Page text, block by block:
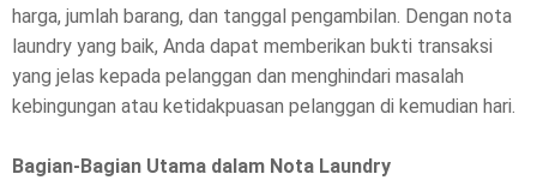
e
!
harga, jumlah barang, dan tanggal pengambilan. Dengan nota
laundry yang baik, Anda dapat memberikan bukti transaksi
yang jelas kepada pelanggan dan menghindari masalah
kebingungan atau ketidakpuasan pelanggan di kemudian hari.
Bagian-Bagian Utama dalam Nota Laundry